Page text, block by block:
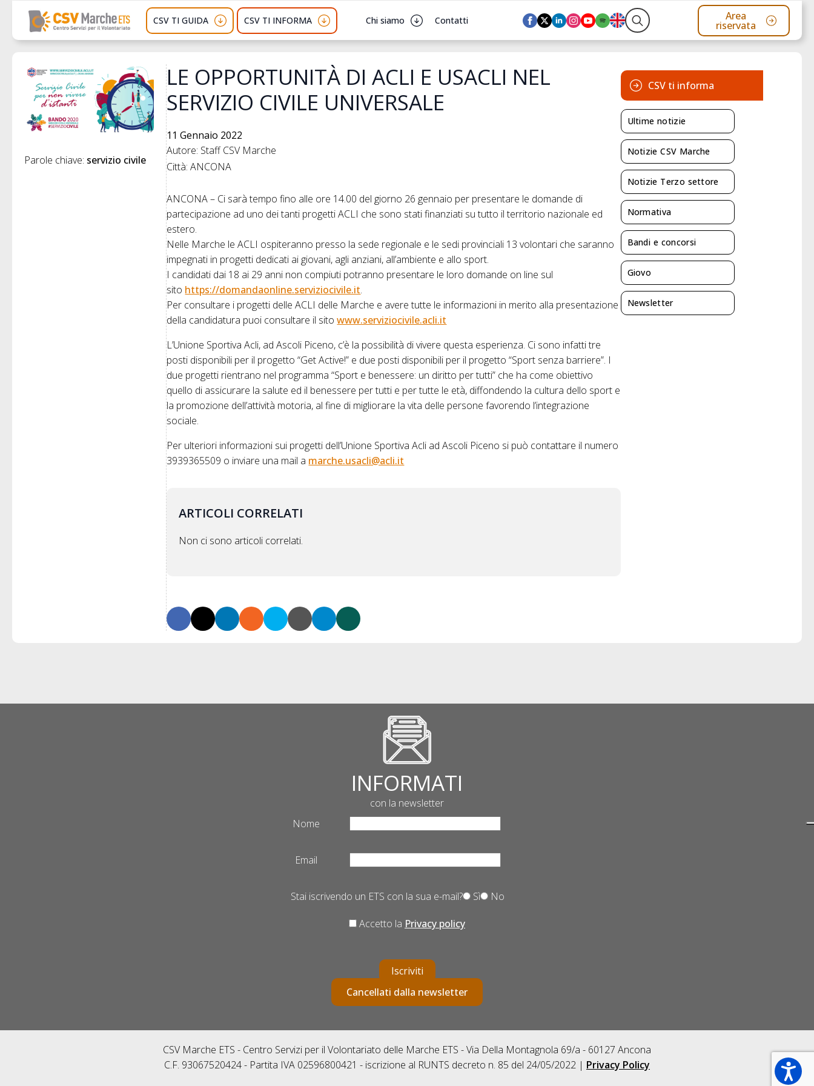
CSV TI GUIDA CSV TI INFORMA Chi siamo Contatti
Search
Area
riservata
Parole chiave: servizio civile
LE OPPORTUNITÀ DI ACLI E USACLI NEL
SERVIZIO CIVILE UNIVERSALE
11 Gennaio 2022
Autore: Staff CSV Marche
Città: ANCONA
ANCONA – Ci sarà tempo fino alle ore 14.00 del giorno 26 gennaio per presentare le domande di
partecipazione ad uno dei tanti progetti ACLI che sono stati finanziati su tutto il territorio nazionale ed
estero.
Nelle Marche le ACLI ospiteranno presso la sede regionale e le sedi provinciali 13 volontari che saranno
impegnati in progetti dedicati ai giovani, agli anziani, all’ambiente e allo sport.
I candidati dai 18 ai 29 anni non compiuti potranno presentare le loro domande on line sul
sito https://domandaonline.serviziocivile.it.
Per consultare i progetti delle ACLI delle Marche e avere tutte le informazioni in merito alla presentazione
della candidatura puoi consultare il sitowww.serviziocivile.acli.it
L’Unione Sportiva Acli, ad Ascoli Piceno, c’è la possibilità di vivere questa esperienza. Ci sono infatti tre
posti disponibili per il progetto “Get Active!” e due posti disponibili per il progetto “Sport senza barriere”. I
due progetti rientrano nel programma “Sport e benessere: un diritto per tutti” che ha come obiettivo
quello di assicurare la salute ed il benessere per tutti e per tutte le età, diffondendo la cultura dello sport e
la promozione dell’attività motoria, al fine di migliorare la vita delle persone favorendo l’integrazione
sociale.
Per ulteriori informazioni sui progetti dell’Unione Sportiva Acli ad Ascoli Piceno si può contattare il numero
3939365509 o inviare una mail a marche.usacli@acli.it
ARTICOLI CORRELATI
Non ci sono articoli correlati.
CSV ti informa
Ultime notizie
Notizie CSV Marche
Notizie Terzo settore
Normativa
Bandi e concorsi
Giovo
Newsletter
INFORMATI
con la newsletter
Nome
Email
Stai iscrivendo un ETS con la sua e-mail? Sì No
Accetto la Privacy policy
Iscriviti
Cancellati dalla newsletter
CSV Marche ETS - Centro Servizi per il Volontariato delle Marche ETS - Via Della Montagnola 69/a - 60127 Ancona
C.F. 93067520424 - Partita IVA 02596800421 - iscrizione al RUNTS decreto n. 85 del 24/05/2022 | Privacy Policy